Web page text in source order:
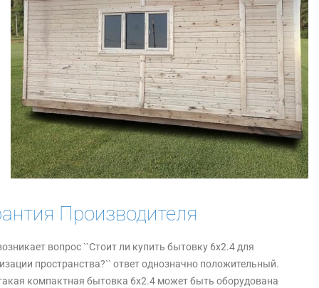
Производителя
вопрос ``Стоит ли купить бытовку 6х2.4 для
пространства?`` ответ однозначно положительный.
компактная бытовка 6х2.4 может быть оборудована